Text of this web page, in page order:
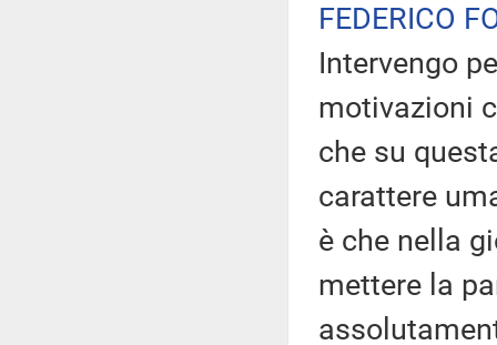
FEDERICO
Intervengo
motivazioni
che su
carattere
è che nella
mettere la